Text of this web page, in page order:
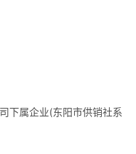
下属企业(东阳市供销社系